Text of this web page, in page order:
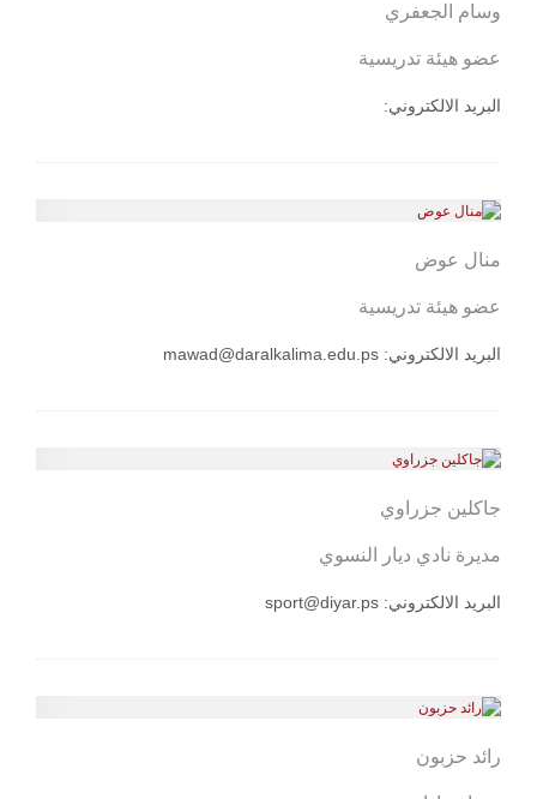
وسام الجعفري
عضو هيئة تدريسية
البريد الالكتروني:
منال عوض
عضو هيئة تدريسية
البريد الالكتروني: mawad@daralkalima.edu.ps
جاكلين جزراوي
مديرة نادي ديار النسوي
البريد الالكتروني: sport@diyar.ps
رائد حزبون